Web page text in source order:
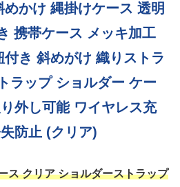
かけ 縄掛けケース 透明
携帯ケース メッキ加工
き 斜めがけ 織りストラ
ラップ ショルダー ケー
外し可能 ワイヤレス充
防止 (クリア)
クリア ショルダーストラップ